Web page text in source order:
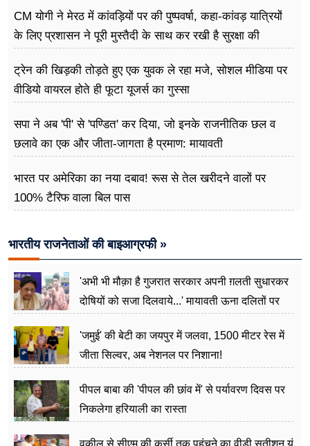
CM योगी ने मेरठ में कांवड़ियों पर की पुष्पवर्षा, कहा-कांवड़ यात्रियों
के लिए प्रशासन ने पूरी मुस्तैदी के साथ कर रखी है सुरक्षा की
ट्रेन की खिड़की तोड़ते हुए एक युवक ले रहा मजे, सोशल मीडिया पर
वीडियो वायरल होते ही फूटा यूजर्स का गुस्सा
सपा ने अब 'पी' से 'पण्डित' कर दिया, जो इनके राजनीतिक छल व
छलावे का एक और जीता-जागता है प्रमाण: मायावती
भारत पर अमेरिका का नया दबाव! रूस से तेल खरीदने वालों पर
100% टैरिफ वाला बिल पास
भारतीय राजनेताओं की बाइआग्रफी »
'अभी भी मौक़ा है गुजरात सरकार अपनी ग़लती सुधारकर
दोषियों को सजा दिलवाये...' मायावती ऊना दलितों पर
'जमुई' की बेटी का जयपुर में जलवा, 1500 मीटर रेस में
जीता सिल्वर, अब नेशनल पर निशाना!
पीपल बाबा की 'पीपल की छांव में' से पर्यावरण दिवस पर
निकलेगा हरियाली का रास्ता
वकील से सीएम की कुर्सी तक पहुंचने का वीडी सतीशन यूं